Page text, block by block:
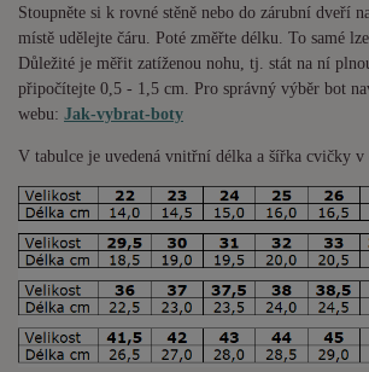
Stoupněte si k rovné stěně nebo do zárubní dveří
místě udělejte čáru. Poté změřte délku. To samé
Důležité je měřit zatíženou nohu, tj. stát na ní
připočítejte 0,5 - 1,5 cm. Pro správný výběr bot
webu: Jak-vybrat-boty
V tabulce je uvedená vnitřní délka a šířka cvičky v